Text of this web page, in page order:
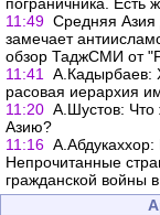
11:49 Средняя Азия
замечает
обзор ТаджСМИ от
11:41
А.Кадырбаев:
расовая иерархия
11:20 А.Шустов: Что
Азию?
11:16 А.Абдукаххор:
Непрочитанные
гражданской войны